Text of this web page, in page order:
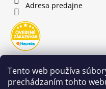
Tento web používa
prechádzaním tohto
Adresa predajne